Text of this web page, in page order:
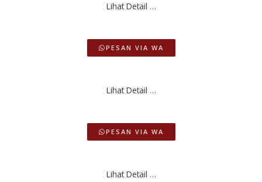
Lihat Detail …
PESAN VIA WA
Lihat Detail …
PESAN VIA WA
Lihat Detail …